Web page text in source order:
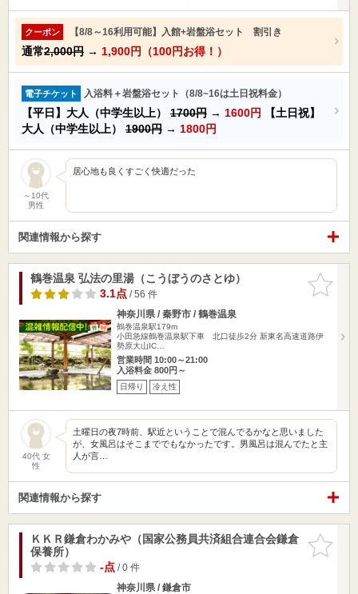
クーポン 【8/8～16利用可能】入館+岩盤浴セット 割引き
通常2,000円 → 1,900円（100円お得！）
電子チケット 入浴料＋岩盤浴セット（8/8~16は土日祝料金）
【平日】大人（中学生以上） 1700円 → 1600円
【土日祝】
大人（中学生以上） 1900円 → 1800円
～10代
男性
居心地も良くすごく快適だった
関連情報から探す
お気に入
りに追加
鶴巻温泉 弘法の里湯（こうぼうのさとゆ）
3.1点/ 56 件
神奈川県 / 秦野市 / 鶴巻温泉
鶴巻温泉駅179m
小田急線鶴巻温泉駅下車 北口徒歩2分 新東名高速道路伊
勢原大山IC…
営業時間 10:00～21:00
入浴料金 800円～
日帰り 冷え性
40代 女
性
土曜日の夜7時前、駅近ということで混んでるかなと思いました
が、女風呂はそこまででもなかったです。男風呂は混んでたと主
人が言…
関連情報から探す
お気に入
りに追加
ＫＫＲ鎌倉わかみや（国家公務員共済組合連合会鎌倉
保養所）
-点/ 0 件
神奈川県 / 鎌倉市